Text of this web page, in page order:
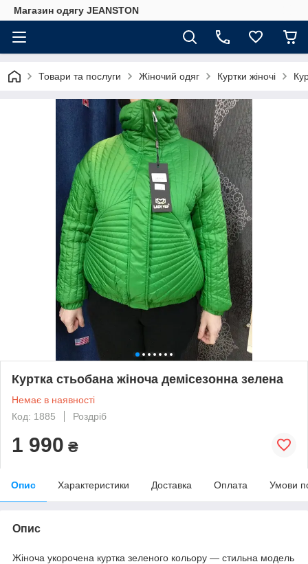
Магазин одягу JEANSTON
Товари та послуги Жіночий одяг Куртки жіночі
Куртка стьобана жіноча демісезонна зелена
Немає в наявності
Код: 1885
Роздріб
1 990 ₴
Опис Характеристики Доставка Оплата Умови
Опис
Жіноча укорочена куртка зеленого кольору — стильна модель